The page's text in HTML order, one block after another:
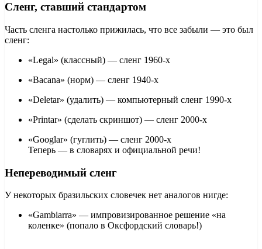
Сленг, ставший стандартом
Часть сленга настолько прижилась, что все забыли — это был
сленг:
«Legal» (классный) — сленг 1960-х
«Bacana» (норм) — сленг 1940-х
«Deletar» (удалить) — компьютерный сленг 1990-х
«Printar» (сделать скриншот) — сленг 2000-х
«Googlar» (гуглить) — сленг 2000-х
Теперь — в словарях и официальной речи!
Непереводимый сленг
У некоторых бразильских словечек нет аналогов нигде:
«Gambiarra» — импровизированное решение «на
коленке» (попало в Оксфордский словарь!)